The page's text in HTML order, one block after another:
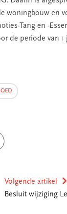
woningbouw en
Tang en -
de periode van 1
Volgende artikel
Besluit wijziging